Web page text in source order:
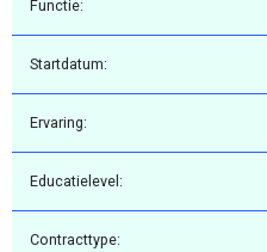
Functie:
Startdatum:
Ervaring:
Educatielevel:
Contracttype: